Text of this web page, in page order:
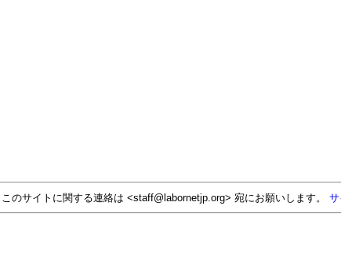
このサイトに関する連絡は <staff@labornetjp.org> 宛にお願いします。